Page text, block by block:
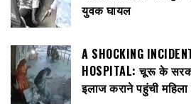
युवक घायल
A SHOCKING
HOSPITAL: चूरू के
इलाज कराने पहुंची